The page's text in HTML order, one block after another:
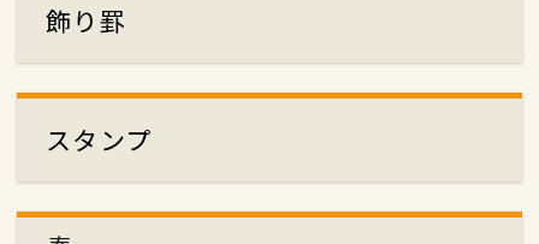
飾り罫
スタンプ